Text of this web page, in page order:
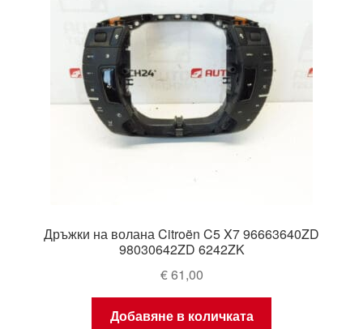
Дръжки на волана Citroën C5 X7 96663640ZD
98030642ZD 6242ZK
€61,00
Добавяне в количката